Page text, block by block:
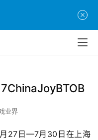
业界
27日—7月30日在上海